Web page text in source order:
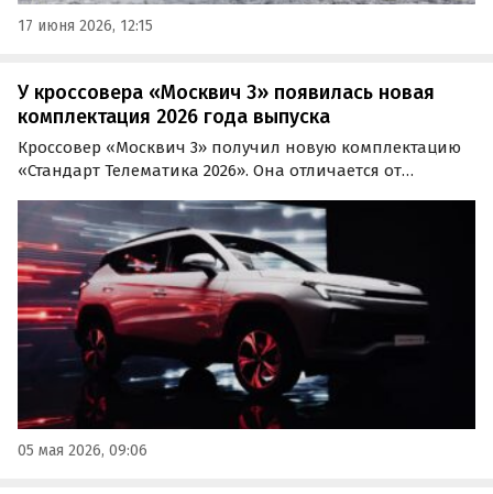
17 июня 2026, 12:15
У кроссовера «Москвич 3» появилась новая
комплектация 2026 года выпуска
Кроссовер «Москвич 3» получил новую комплектацию
«Стандарт Телематика 2026». Она отличается от
стоимостью в зависимости от типа трансмиссии,
сообщает «Автоновости дня».
05 мая 2026, 09:06